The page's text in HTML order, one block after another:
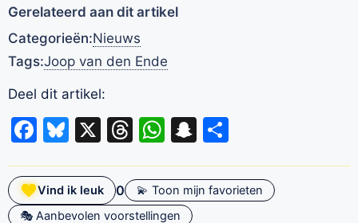
Gerelateerd aan dit artikel
Categorieën:Nieuws
Tags:Joop van den Ende
Deel dit artikel:
Facebook
Bluesky
X Threads
WhatsApp
Snapchat
Vind ik leuk 0
💫 Toon mijn favorieten
🎭 Aanbevolen voorstellingen